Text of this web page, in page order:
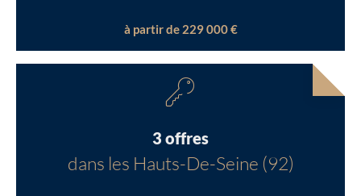
à partir de 229 000 €
3 offres
dans les Hauts-De-Seine (92)